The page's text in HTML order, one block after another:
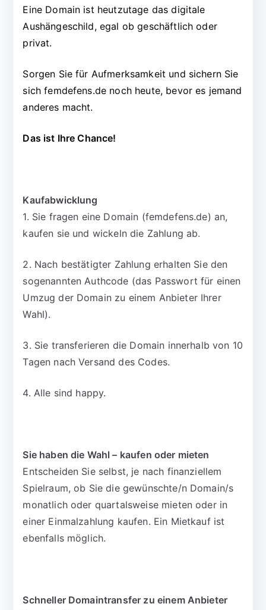
Eine Domain ist heutzutage das digitale
Aushängeschild, egal ob geschäftlich oder
privat.
Sorgen Sie für Aufmerksamkeit und sichern Sie
sich femdefens.de noch heute, bevor es jemand
anderes macht.
Das ist Ihre Chance!
Kaufabwicklung
1. Sie fragen eine Domain (femdefens.de) an,
kaufen sie und wickeln die Zahlung ab.
2. Nach bestätigter Zahlung erhalten Sie den
sogenannten Authcode (das Passwort für einen
Umzug der Domain zu einem Anbieter Ihrer
Wahl).
3. Sie transferieren die Domain innerhalb von 10
Tagen nach Versand des Codes.
4. Alle sind happy.
Sie haben die Wahl – kaufen oder mieten
Entscheiden Sie selbst, je nach finanziellem
Spielraum, ob Sie die gewünschte/n Domain/s
monatlich oder quartalsweise mieten oder in
einer Einmalzahlung kaufen. Ein Mietkauf ist
ebenfalls möglich.
Schneller Domaintransfer zu einem Anbieter